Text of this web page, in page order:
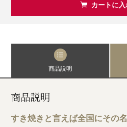
カートに入
商品説明
商品説明
すき焼きと言えば全国にその